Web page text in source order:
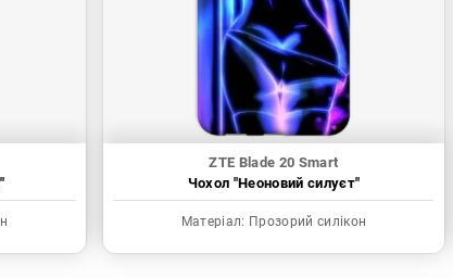
ZTE Blade 20 Smart
Чохол "Неоновий силуєт"
Матеріал: Прозорий силікон